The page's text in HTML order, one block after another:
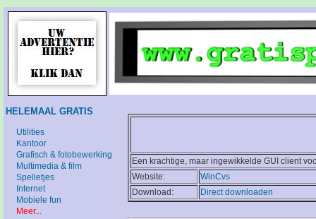
Een krachtige, maar ingewikkelde GUI client
Website:
WinCvs
Download:
Direct downloaden
HELEMAAL GRATIS
Utilities
Kantoor
Grafisch & fotobewerking
Multimedia & film
Spelletjes
Internet
Mobiele fun
Meer...